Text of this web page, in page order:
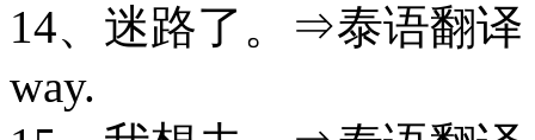
14、迷路了。⇒泰语翻译
way.